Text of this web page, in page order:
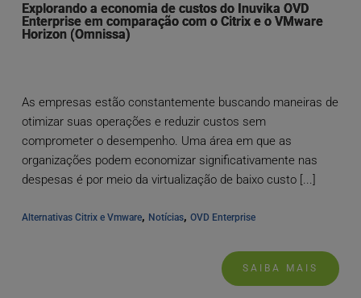
Explorando a economia de custos do Inuvika OVD
Enterprise em comparação com o Citrix e o VMware
Horizon (Omnissa)
As empresas estão constantemente buscando maneiras de
otimizar suas operações e reduzir custos sem
comprometer o desempenho. Uma área em que as
organizações podem economizar significativamente nas
despesas é por meio da virtualização de baixo custo [...]
Alternativas Citrix e Vmware, Notícias, OVD Enterprise
SAIBA MAIS